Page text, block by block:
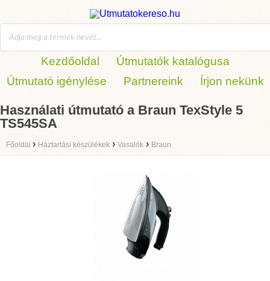
Kezdőoldal
Útmutatók katalógusa
Útmutató igénylése
Partnereink Írjon nekünk
Használati útmutató a Braun TexStyle 5
TS545SA
Főoldal › Háztartási készülékek › Vasalók › Braun